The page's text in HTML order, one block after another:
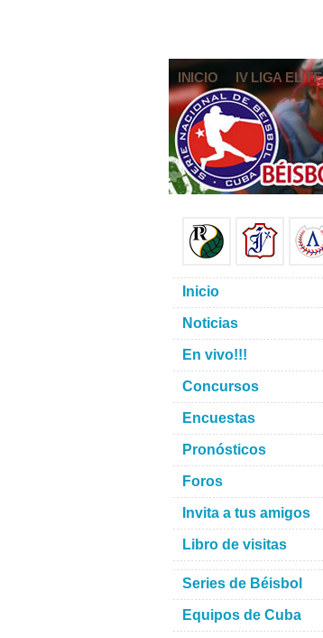
INICIO IV LIGA ELITE
Inicio
Noticias
En vivo!!!
Concursos
Encuestas
Pronósticos
Foros
Invita a tus amigos
Libro de visitas
Series de Béisbol
Equipos de Cuba